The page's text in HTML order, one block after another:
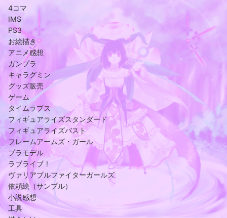
4コマ
IMS
PS3
お絵描き
アニメ感想
ガンプラ
キャラグミン
グッズ販売
ゲーム
タイムラプス
フィギュアライズスタンダード
フィギュアライズバスト
フレームアームズ・ガール
プラモデル
ラブライブ！
ヴァリアブルファイターガールズ
依頼絵（サンプル）
小説感想
工具